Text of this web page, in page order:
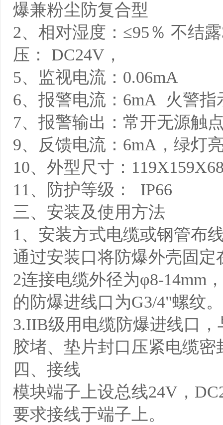
爆兼粉尘防复合型
2、相对湿度：≤95％ 不结
压： DC24V，
5、监视电
6、报警电流：6mA 火警指
7、报警输出：常开无源触
9、反馈电流：6mA，绿灯
10、外型尺寸：
11、防护等级： IP66
三、安装及使用方法
1、安装方式电缆或钢管布
通过安装口将防爆外壳固定
2连接电缆外径为φ8-14mm
的防爆进线口为G3/4"螺纹
3.IIB级用电缆防爆进线口
胶堵、垫片封口压紧电缆
四、接线
模块端子上设总线24V，
要求接线于端子上。